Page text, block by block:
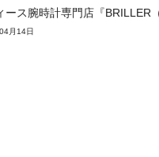
ース腕時計専門店『BRILLER
月14日